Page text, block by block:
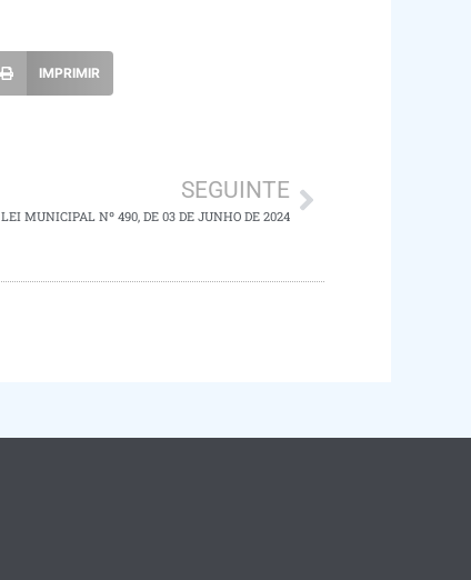
IMPRIMIR
SEGUINTE
LEI MUNICIPAL Nº 490, DE 03 DE JUNHO DE 2024